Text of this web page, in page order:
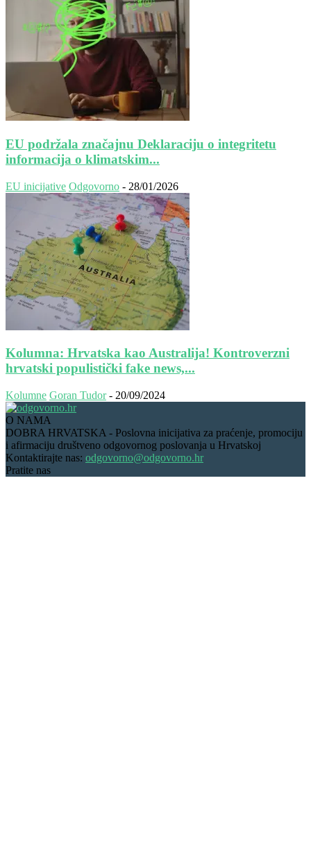
EU podržala značajnu Deklaraciju o integritetu
informacija o klimatskim...
EU inicijative Odgovorno - 28/01/2026
Kolumna: Hrvatska kao Australija! Kontroverzni
hrvatski populistički fake news,...
Kolumne Goran Tudor - 20/09/2024
O NAMA
DOBRA HRVATSKA - Poslovna inicijativa za praćenje, promociju
i afirmaciju društveno odgovornog poslovanja u Hrvatskoj
Kontaktirajte nas: odgovorno@odgovorno.hr
Pratite nas